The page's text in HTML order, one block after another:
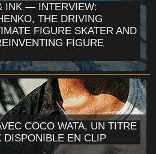
INK — INTERVIEW:
THE DRIVING
FIGURE SKATER AND
FIGURE
COCO WATA, UN TITRE
DISPONIBLE EN CLIP